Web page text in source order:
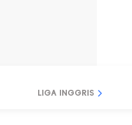
LIGA INGGRIS